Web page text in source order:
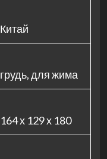
Китай
грудь, для жима
164 х 129 х 180